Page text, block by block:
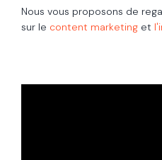
Nous vous proposons de
sur le content marketing et